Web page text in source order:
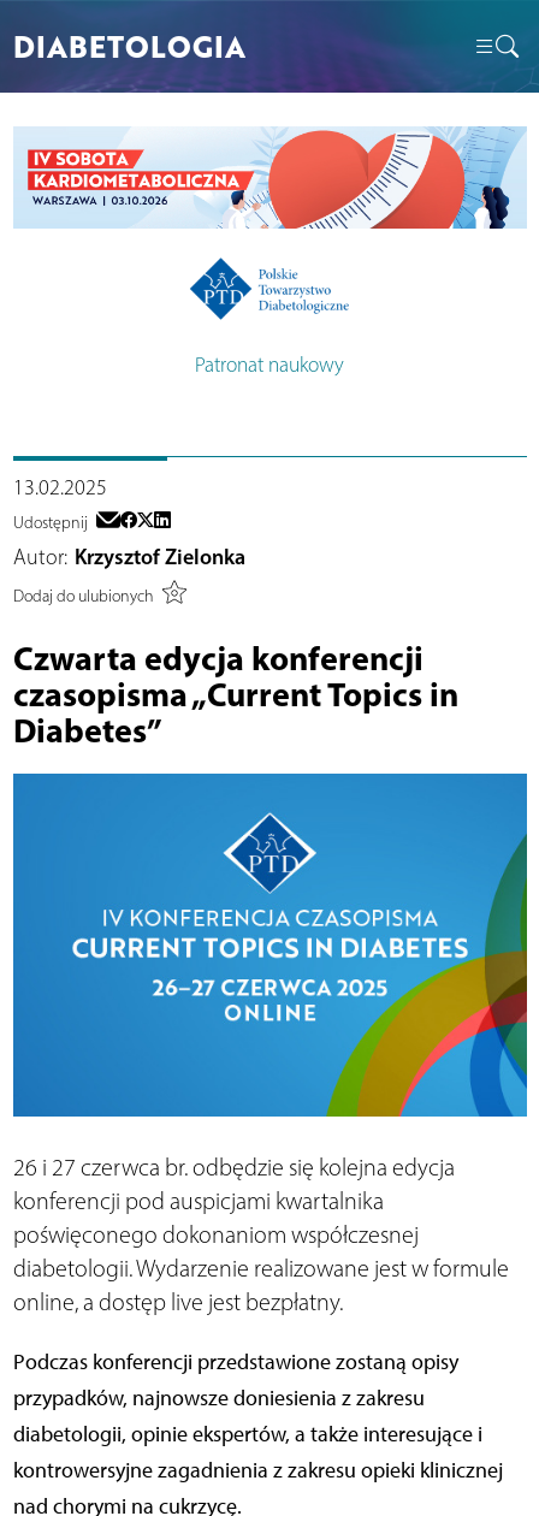
DIABETOLOGIA
Patronat naukowy
13.02.2025
Udostępnij
Autor: Krzysztof Zielonka
Dodaj do ulubionych
Czwarta edycja konferencji
czasopisma „Current Topics in
Diabetes”
26 i 27 czerwca br. odbędzie się kolejna edycja
konferencji pod auspicjami kwartalnika
poświęconego dokonaniom współczesnej
diabetologii. Wydarzenie realizowane jest w formule
online, a dostęp live jest bezpłatny.
Podczas konferencji przedstawione zostaną opisy
przypadków, najnowsze doniesienia z zakresu
diabetologii, opinie ekspertów, a także interesujące i
kontrowersyjne zagadnienia z zakresu opieki klinicznej
nad chorymi na cukrzycę.